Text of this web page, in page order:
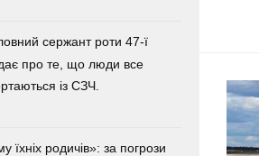
сержант роти 47-ї
про те, що люди все
із СЗЧ.
їхніх родичів»: за погрози